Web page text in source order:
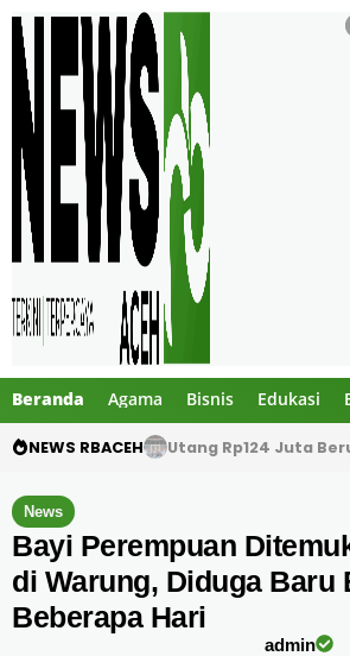
Beranda Agama Bisnis Edukasi
NEWS RBACEH Utang Rp124 Juta
News
Bayi Perempuan
di Warung, Diduga Baru
Beberapa Hari
admin